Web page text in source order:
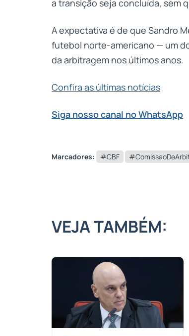
a transição seja concluída, sem
A expectativa é de que Sandro
futebol norte-americano — um
da arbitragem nos últimos anos.
Confira as últimas notícias
Siga nosso canal no WhatsApp
Marcadores: #CBF
VEJA TAMBÉM: